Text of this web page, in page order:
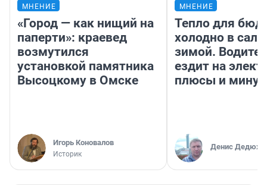
МНЕНИЕ
«Город — как нищий на
паперти»: краевед
возмутился
установкой памятника
Высоцкому в Омске
Игорь Коновалов
Историк
МНЕНИЕ
Тепло для
холодно в
зимой.
ездит на
плюсы и
Денис